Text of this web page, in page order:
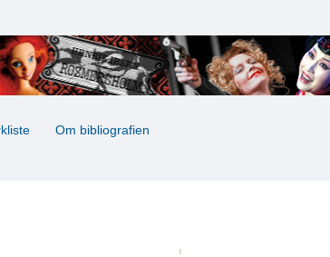
Om bibliografien